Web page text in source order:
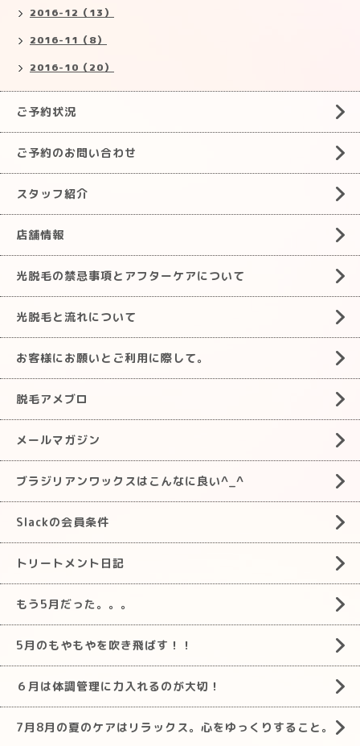
2016-12（13）
2016-11（8）
2016-10（20）
ご予約状況
ご予約のお問い合わせ
スタッフ紹介
店舗情報
光脱毛の禁忌事項とアフターケアについて
光脱毛と流れについて
お客様にお願いとご利用に際して。
脱毛アメブロ
メールマガジン
ブラジリアンワックスはこんなに良い^_^
Slackの会員条件
トリートメント日記
もう5月だった。。。
5月のもやもやを吹き飛ばす！！
６月は体調管理に力入れるのが大切！
7月8月の夏のケアはリラックス。心をゆっくりすること。